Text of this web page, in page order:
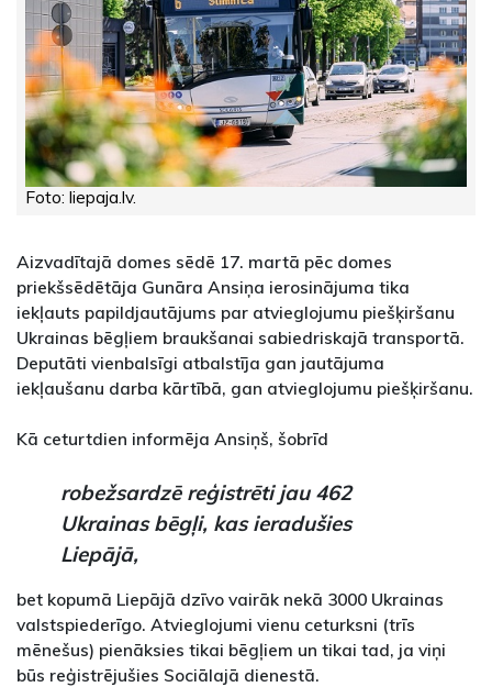
Foto: liepaja.lv.
Aizvadītajā domes sēdē 17. martā pēc domes
priekšsēdētāja Gunāra Ansiņa ierosinājuma tika
iekļauts papildjautājums par atvieglojumu piešķiršanu
Ukrainas bēgļiem braukšanai sabiedriskajā transportā.
Deputāti vienbalsīgi atbalstīja gan jautājuma
iekļaušanu darba kārtībā, gan atvieglojumu piešķiršanu.
Kā ceturtdien informēja Ansiņš, šobrīd
robežsardzē reģistrēti jau 462
Ukrainas bēgļi, kas ieradušies
Liepājā,
bet kopumā Liepājā dzīvo vairāk nekā 3000 Ukrainas
valstspiederīgo. Atvieglojumi vienu ceturksni (trīs
mēnešus) pienāksies tikai bēgļiem un tikai tad, ja viņi
būs reģistrējušies Sociālajā dienestā.